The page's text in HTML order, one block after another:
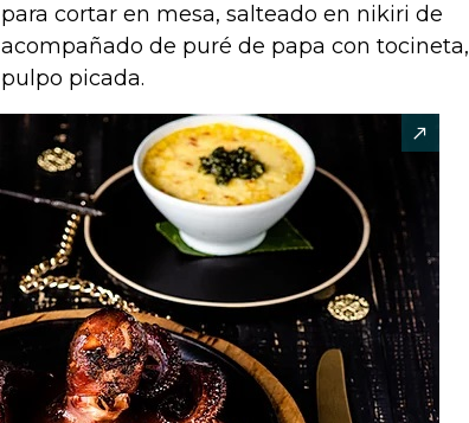
cortar en mesa, salteado en nikiri de
de puré de papa con tocineta,
picada.